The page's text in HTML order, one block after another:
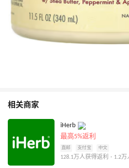
相关商家
iHerb
最高5%返利
直邮 支付宝 中文
128.1万人获得返利 · 1.2万